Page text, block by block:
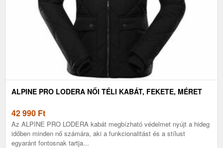
ALPINE PRO LODERA NŐI TÉLI KABÁT, FEKETE, MÉRET
42 990 Ft
Az ALPINE PRO LODERA kabát megbízható védelmet nyújt a hideg
időben minden nő számára, aki a funkcionalitást és a stílust
egyaránt fontosnak tartja...